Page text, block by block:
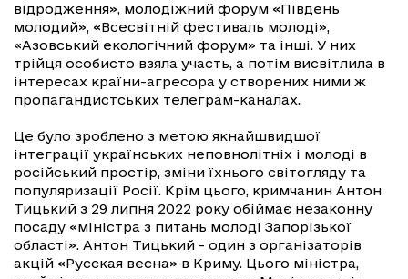
відродження», молодіжний форум «Південь
молодий», «Всесвітній фестиваль молоді»,
«Азовський екологічний форум» та інші. У них
трійця особисто взяла участь, а потім висвітлила в
інтересах країни-агресора у створених ними ж
пропагандистських телеграм-каналах.
Це було зроблено з метою якнайшвидшої
інтеграції українських неповнолітніх і молоді в
російський простір, зміни їхнього світогляду та
популяризації Росії. Крім цього, кримчанин Антон
Тицький з 29 липня 2022 року обіймає незаконну
посаду «міністра з питань молоді Запорізької
області». Антон Тицький - один з організаторів
акцій «Русская весна» в Криму. Цього міністра,